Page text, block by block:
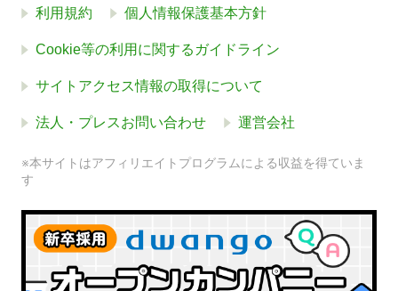
利用規約 個人情報保護基本方針
Cookie等の利用に関するガイドライン
サイトアクセス情報の取得について
法人・プレスお問い合わせ 運営会社
※本サイトはアフィリエイトプログラムによる収益を得ていま
す